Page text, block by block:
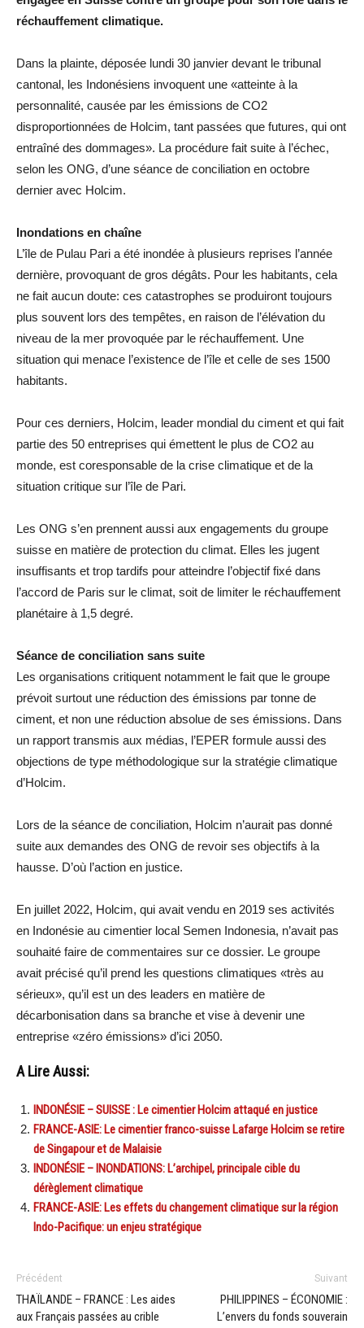
réchauffement climatique.
Dans la plainte, déposée lundi 30 janvier devant le tribunal
cantonal, les Indonésiens invoquent une «atteinte à la
personnalité, causée par les émissions de CO2
disproportionnées de Holcim, tant passées que futures, qui ont
entraîné des dommages». La procédure fait suite à l’échec,
selon les ONG, d’une séance de conciliation en octobre
dernier avec Holcim.
Inondations en chaîne
L’île de Pulau Pari a été inondée à plusieurs reprises l’année
dernière, provoquant de gros dégâts. Pour les habitants, cela
ne fait aucun doute: ces catastrophes se produiront toujours
plus souvent lors des tempêtes, en raison de l’élévation du
niveau de la mer provoquée par le réchauffement. Une
situation qui menace l’existence de l’île et celle de ses 1500
habitants.
Pour ces derniers, Holcim, leader mondial du ciment et qui fait
partie des 50 entreprises qui émettent le plus de CO2 au
monde, est coresponsable de la crise climatique et de la
situation critique sur l’île de Pari.
Les ONG s’en prennent aussi aux engagements du groupe
suisse en matière de protection du climat. Elles les jugent
insuffisants et trop tardifs pour atteindre l’objectif fixé dans
l’accord de Paris sur le climat, soit de limiter le réchauffement
planétaire à 1,5 degré.
Séance de conciliation sans suite
Les organisations critiquent notamment le fait que le groupe
prévoit surtout une réduction des émissions par tonne de
ciment, et non une réduction absolue de ses émissions. Dans
un rapport transmis aux médias, l’EPER formule aussi des
objections de type méthodologique sur la stratégie climatique
d’Holcim.
Lors de la séance de conciliation, Holcim n’aurait pas donné
suite aux demandes des ONG de revoir ses objectifs à la
hausse. D’où l’action en justice.
En juillet 2022, Holcim, qui avait vendu en 2019 ses activités
en Indonésie au cimentier local Semen Indonesia, n’avait pas
souhaité faire de commentaires sur ce dossier. Le groupe
avait précisé qu’il prend les questions climatiques «très au
sérieux», qu’il est un des leaders en matière de
décarbonisation dans sa branche et vise à devenir une
entreprise «zéro émissions» d’ici 2050.
A Lire Aussi:
INDONÉSIE – SUISSE : Le cimentier Holcim attaqué en justice
FRANCE-ASIE: Le cimentier franco-suisse Lafarge Holcim se retire
de Singapour et de Malaisie
INDONÉSIE – INONDATIONS: L’archipel, principale cible du
dérèglement climatique
FRANCE-ASIE: Les effets du changement climatique sur la région
Indo-Pacifique: un enjeu stratégique
Précédent
THAÏLANDE – FRANCE : Les aides
aux Français passées au crible
Suivant
PHILIPPINES – ÉCONOMIE :
L’envers du fonds souverain